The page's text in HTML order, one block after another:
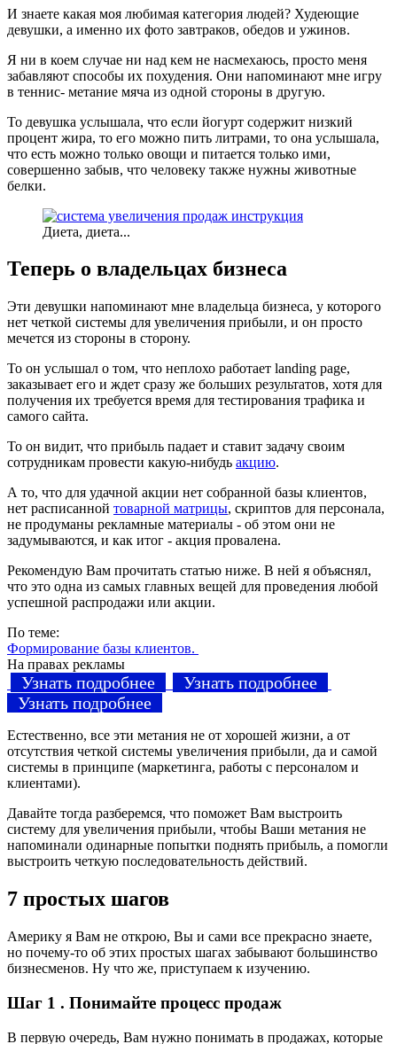
И знаете какая моя любимая категория людей? Худеющие
девушки, а именно их фото завтраков, обедов и ужинов.
Я ни в коем случае ни над кем не насмехаюсь, просто меня
забавляют способы их похудения. Они напоминают мне игру
в теннис- метание мяча из одной стороны в другую.
То девушка услышала, что если йогурт содержит низкий
процент жира, то его можно пить литрами, то она услышала,
что есть можно только овощи и питается только ими,
совершенно забыв, что человеку также нужны животные
белки.
Диета, диета...
Теперь о владельцах бизнеса
Эти девушки напоминают мне владельца бизнеса, у которого
нет четкой системы для увеличения прибыли, и он просто
мечется из стороны в сторону.
То он услышал о том, что неплохо работает landing page,
заказывает его и ждет сразу же больших результатов, хотя для
получения их требуется время для тестирования трафика и
самого сайта.
То он видит, что прибыль падает и ставит задачу своим
сотрудникам провести какую-нибудь акцию.
А то, что для удачной акции нет собранной базы клиентов,
нет расписанной товарной матрицы, скриптов для персонала,
не продуманы рекламные материалы - об этом они не
задумываются, и как итог - акция провалена.
Рекомендую Вам прочитать статью ниже. В ней я объяснял,
что это одна из самых главных вещей для проведения любой
успешной распродажи или акции.
По теме:
Формирование базы клиентов.
На правах рекламы
Узнать подробнее
Узнать подробнее
Узнать подробнее
Естественно, все эти метания не от хорошей жизни, а от
отсутствия четкой системы увеличения прибыли, да и самой
системы в принципе (маркетинга, работы с персоналом и
клиентами).
Давайте тогда разберемся, что поможет Вам выстроить
систему для увеличения прибыли, чтобы Ваши метания не
напоминали одинарные попытки поднять прибыль, а помогли
выстроить четкую последовательность действий.
7 простых шагов
Америку я Вам не открою, Вы и сами все прекрасно знаете,
но почему-то об этих простых шагах забывают большинство
бизнесменов. Ну что же, приступаем к изучению.
Шаг 1 . Понимайте процесс продаж
В первую очередь, Вам нужно понимать в продажах, которые